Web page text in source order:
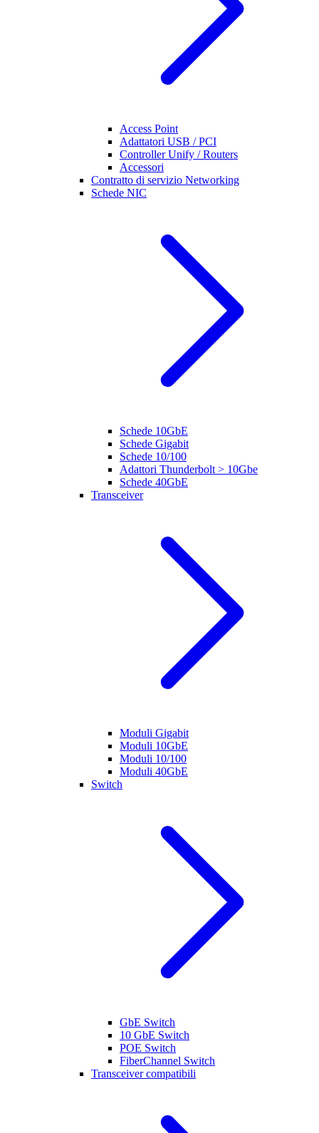
Access Point
Adattatori USB / PCI
Controller Unify / Routers
Accessori
Contratto di servizio Networking
Schede NIC
Schede 10GbE
Schede Gigabit
Schede 10/100
Adattori Thunderbolt > 10Gbe
Schede 40GbE
Transceiver
Moduli Gigabit
Moduli 10GbE
Moduli 10/100
Moduli 40GbE
Switch
GbE Switch
10 GbE Switch
POE Switch
FiberChannel Switch
Transceiver compatibili